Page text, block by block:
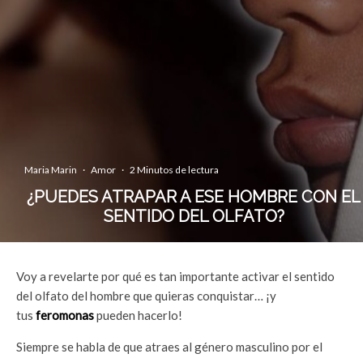
Maria Marin · Amor · 2 Minutos de lectura
¿PUEDES ATRAPAR A ESE HOMBRE CON EL
SENTIDO DEL OLFATO?
Voy a revelarte por qué es tan importante activar el sentido
del olfato del hombre que quieras conquistar… ¡y
tus feromonaspueden hacerlo!
Siempre se habla de que atraes al género masculino por el